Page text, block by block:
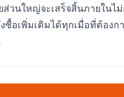
วนใหญ่จะเสร็จสิ้นภายใน
อเพิ่มเติมได้ทุกเมื่อที่ต้องก